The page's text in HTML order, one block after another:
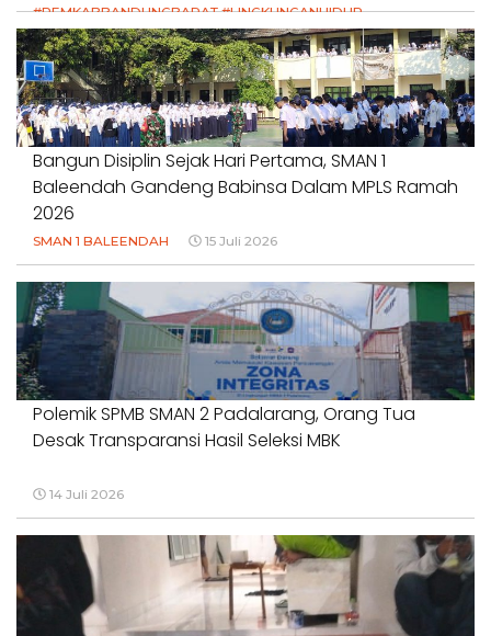
#PEMKABBANDUNGBARAT #LINGKUNGANHIDUP
#HAKPETANI #KEADILANUNTUKPETANI
#NORMALISASISALURAN #IRIGASIRUSAK
#DUGAANPENCEMARAN #AKUNTABILITASPEMERINTAH
18 Juli 2026
Bangun Disiplin Sejak Hari Pertama, SMAN 1
Baleendah Gandeng Babinsa Dalam MPLS Ramah
2026
SMAN 1 BALEENDAH 15 Juli 2026
Polemik SPMB SMAN 2 Padalarang, Orang Tua
Desak Transparansi Hasil Seleksi MBK
14 Juli 2026